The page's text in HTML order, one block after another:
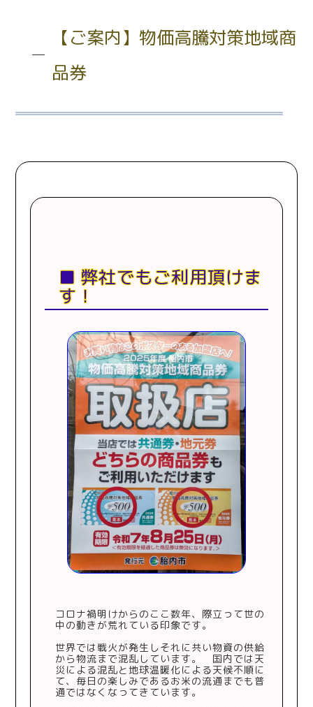
【ご案内】物価高騰対策地域商
品券
弊社でもご利用頂けま
す！
コロナ禍明けからのここ数年、際立って世の
中の動きが荒れている印象です。
世界では戦火が発生しそれに共い物資の供給
から物流まで混乱しています。 国内では天
災による混乱と地球温暖化による天候不順に
て、毎日の楽しみであるお米の流通までも普
通ではなくなってきています。